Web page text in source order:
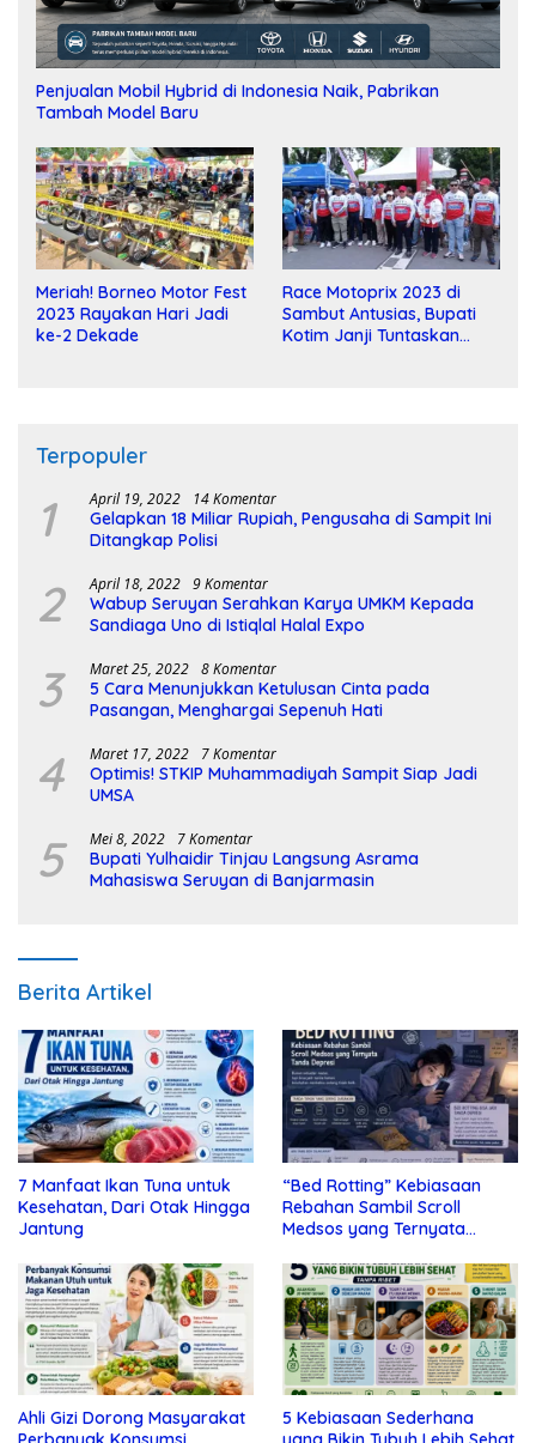
Penjualan Mobil Hybrid di Indonesia Naik, Pabrikan
Tambah Model Baru
Meriah! Borneo Motor Fest
2023 Rayakan Hari Jadi
ke-2 Dekade
Race Motoprix 2023 di
Sambut Antusias, Bupati
Kotim Janji Tuntaskan
Terpopuler
1 April 19, 2022 14 Komentar
Gelapkan 18 Miliar Rupiah, Pengusaha di Sampit Ini
Ditangkap Polisi
2 April 18, 2022 9 Komentar
Wabup Seruyan Serahkan Karya UMKM Kepada
Sandiaga Uno di Istiqlal Halal Expo
3 Maret 25, 2022 8 Komentar
5 Cara Menunjukkan Ketulusan Cinta pada
Pasangan, Menghargai Sepenuh Hati
4 Maret 17, 2022 7 Komentar
Optimis! STKIP Muhammadiyah Sampit Siap Jadi
UMSA
5 Mei 8, 2022 7 Komentar
Bupati Yulhaidir Tinjau Langsung Asrama
Mahasiswa Seruyan di Banjarmasin
Berita Artikel
7 Manfaat Ikan Tuna untuk
Kesehatan, Dari Otak Hingga
Jantung
“Bed Rotting” Kebiasaan
Rebahan Sambil Scroll
Medsos yang Ternyata
Ahli Gizi Dorong Masyarakat
5 Kebiasaan Sederhana